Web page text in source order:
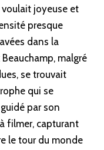
voulait joyeuse et
presque
dans la
malgré
se trouvait
qui se
par son
filmer, capturant
le tour du monde